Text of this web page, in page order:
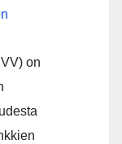
on